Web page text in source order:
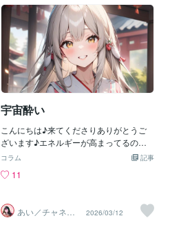
ルギーが大きく変わるこの時間よろしけ
れば 心を合わせ、共に祈りを捧げましょ
う。どこにいてもどのような形でも構い
ません。静かに目を閉じて祈りを捧げる
だけでそのエネルギーは地球全体へと届
きます。忙しい時間帯ではございますが
是非一緒に祈りを捧げましょう。
宇宙酔い
こんにちは♪来てくださりありがとうご
ざいます♪エネルギーが高まってるの
で、エネルギー酔いしてる人いると思い
頭痛とかなんだか落ち着かない、みたい
いね！）私、小さい頃からいきなりボン
って宇宙から情報が入ってくるんですけ
記事
コラム
11
あい／チャネリ
ングアート✨夏S
2026/03/12